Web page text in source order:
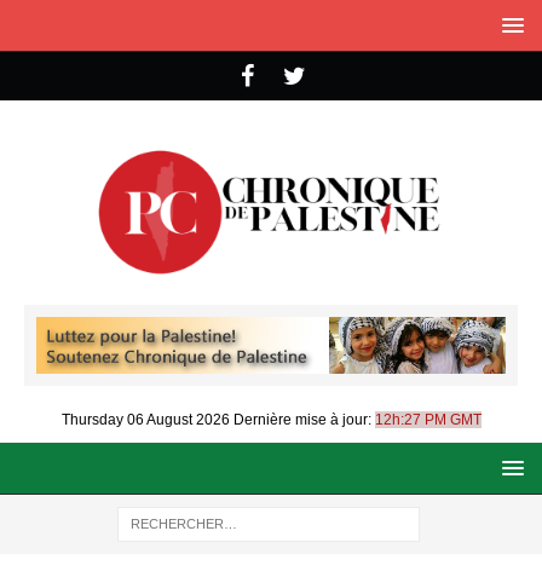
Thursday 06 August 2026 Dernière mise à jour: 12h:27 PM GMT